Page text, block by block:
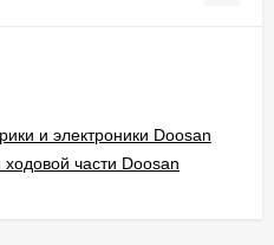
и электроники Doosan
части Doosan